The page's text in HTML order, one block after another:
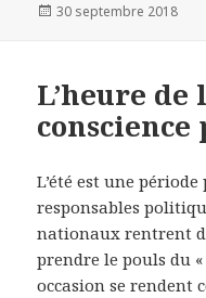
Publié
30 septembre 2018
L’heure de
L’été est une
responsables
nationaux rentrent
prendre le pouls du
occasion se rendent